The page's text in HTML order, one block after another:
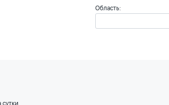
Область:
сутки